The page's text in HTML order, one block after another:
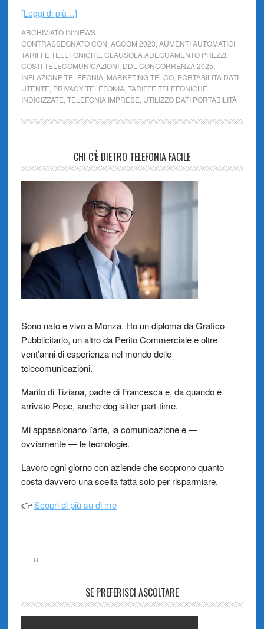
[Leggi di più…]
ARCHIVIATO IN:NEWS
CONTRASSEGNATO CON:AGCOM 2023 AUMENTI AUTOMATICI
TARIFFE TELEFONICHE CLAUSOLA ADEGUAMENTO PREZZI,
COSTI TELECOMUNICAZIONI, DDL CONCORRENZA 2025
INFLAZIONE TELEFONIA, MARKETING TELCO, PORTABILITÀ DATI
UTENTE PRIVACY TELEFONIA, TARIFFE TELEFONICHE
INDICIZZATE TELEFONIA IMPRESE UTILIZZO DATI PORTABILITÀ
CHI C’È DIETRO TELEFONIA FACILE
Sono nato e vivo a Monza. Ho un diploma da Grafico
Pubblicitario, un altro da Perito Commerciale e oltre
vent’anni di esperienza nel mondo delle
telecomunicazioni.
Marito di Tiziana, padre di Francesca e, da quando è
arrivato Pepe, anche dog-sitter part-time.
Mi appassionano l’arte, la comunicazione e —
ovviamente — le tecnologie.
Lavoro ogni giorno con aziende che scoprono quanto
costa davvero una scelta fatta solo per risparmiare.
👉Scopri di più su di me
SE PREFERISCI ASCOLTARE